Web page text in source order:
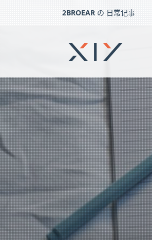
2BROEAR の 日常记事
下一篇： 请假了 – 日常记事